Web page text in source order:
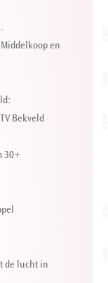
en
Bekveld
30+
de lucht in